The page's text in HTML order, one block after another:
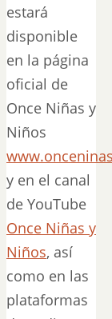
estará
disponible
en la página
oficial de
Once Niñas y
Niños
y en el canal
de YouTube
Once Niñas y
Niños, así
como en las
plataformas